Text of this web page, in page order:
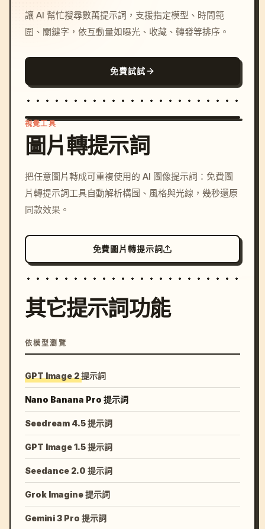
讓 AI 幫忙搜尋數萬提示詞，支援指定模型、時間範
圍、關鍵字，依互動量如曝光、收藏、轉發等排序。
免費試試
c, cyberpunk sunset, neon
colors, 8k --v 6.0
視覺工具
圖片轉提示詞
把任意圖片轉成可重複使用的 AI 圖像提示詞：免費圖
片轉提示詞工具自動解析構圖、風格與光線，幾秒還原
同款效果。
免費圖片轉提示詞
其它提示詞功能
依模型瀏覽
GPT Image 2 提示詞
Nano Banana Pro 提示詞
Seedream 4.5 提示詞
GPT Image 1.5 提示詞
Seedance 2.0 提示詞
Grok Imagine 提示詞
Gemini 3 Pro 提示詞